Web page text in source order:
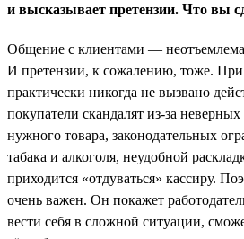
и высказывает претензии. Что вы
Общение с клиентами —
И претензии, к сожалению, тоже. При
практически никогда не вызвано
покупатели скандалят из-за
нужного товара, законодательных
табака и алкоголя, неудобной
приходится «отдуваться» кассиру.
очень важен. Он покажет
вести себя в сложной ситуации,